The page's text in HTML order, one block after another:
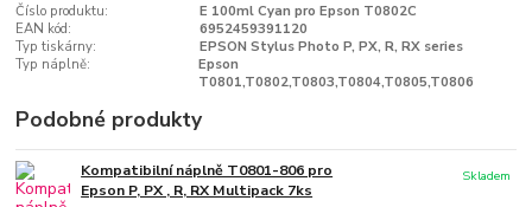
Číslo produktu:
E 100ml Cyan pro Epson T0802C
EAN kód:
6952459391120
Typ tiskárny:
EPSON Stylus Photo P, PX, R, RX series
Typ náplně:
Epson
T0801,T0802,T0803,T0804,T0805,T0806
Podobné produkty
Kompatibilní náplně T0801-806 pro
Epson P, PX , R, RX Multipack 7ks
Skladem